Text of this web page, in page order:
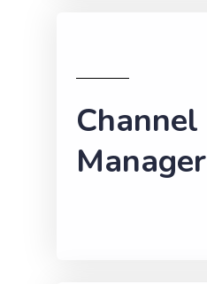
Channel
Manager